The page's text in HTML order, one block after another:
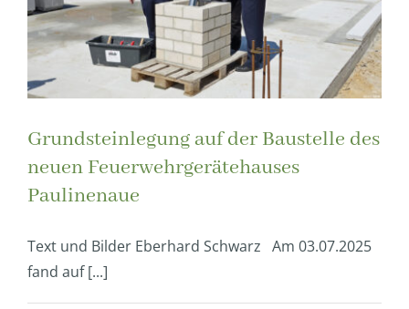
Grundsteinlegung auf der Baustelle des
neuen Feuerwehrgerätehauses
Paulinenaue
Text und Bilder Eberhard Schwarz Am 03.07.2025
fand auf [...]